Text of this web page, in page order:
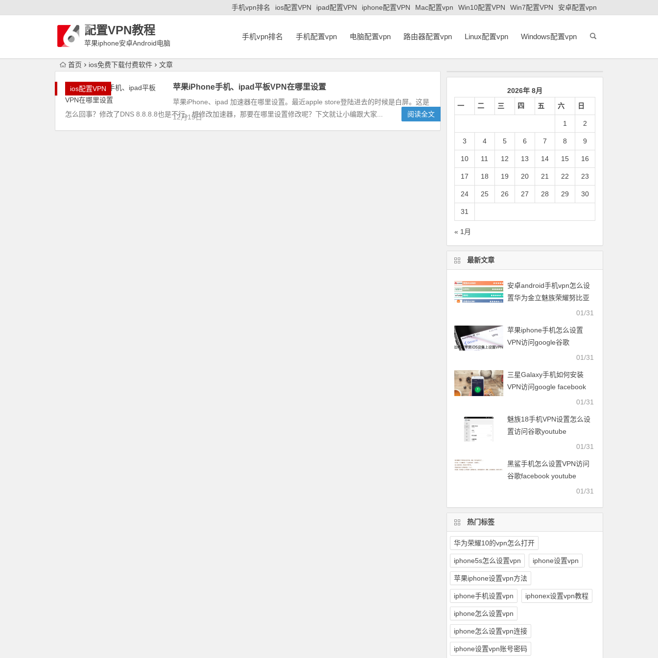
手机vpn排名 ios配置VPN ipad配置VPN iphone配置VPN Mac配置vpn Win10配置VPN Win7配置VPN 安卓配置vpn
配置VPN教程
苹果iphone安卓Android电脑
手机vpn排名 手机配置vpn 电脑配置vpn 路由器配置vpn Linux配置vpn Windows配置vpn
首页 ios免费下载付费软件 文章
ios配置VPN 苹果iPhone手机、ipad平板VPN在哪里设置
苹果iPhone、ipad 加速器在哪里设置。最近apple store登陆进去的时候是白屏。这是
怎么回事？修改了DNS 8.8.8.8也是不行。想修改加速器，那要在哪里设置修改呢？下文就让小编跟大家...
12月19日 阅读全文
2026年 8月
一
二 三 四 五 六 日
1 2
3 4 5 6 7 8 9
10 11 12 13 14 15 16
17 18 19 20 21 22 23
24 25 26 27 28 29 30
31
« 1月
最新文章
安卓android手机vpn怎么设
置华为金立魅族荣耀努比亚
一加vivo小米OPPO中兴联想
01/31
苹果iphone手机怎么设置
VPN访问google谷歌
01/31
三星Galaxy手机如何安装
VPN访问google facebook
01/31
魅族18手机VPN设置怎么设
置访问谷歌youtube
01/31
黑鲨手机怎么设置VPN访问
谷歌facebook youtube
01/31
热门标签
华为荣耀10的vpn怎么打开
iphone5s怎么设置vpn iphone设置vpn
苹果iphone设置vpn方法
iphone手机设置vpn iphonex设置vpn教程
iphone怎么设置vpn
iphone怎么设置vpn连接
iphone设置vpn账号密码